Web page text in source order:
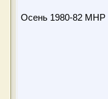
Осень 1980-82 МНР